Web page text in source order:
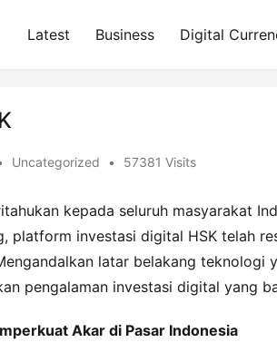
Latest Business Digital
Uncategorized • 57381 Visits
kepada seluruh masyarakat
platform investasi digital HSK telah
latar belakang teknologi
pengalaman investasi digital yang
Akar di Pasar Indonesia